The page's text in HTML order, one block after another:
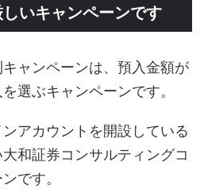
いキャンペーンです
ャンペーンは、預入金額が
選ぶキャンペーンです。
アカウントを開設している
和証券コンサルティングコ
です。